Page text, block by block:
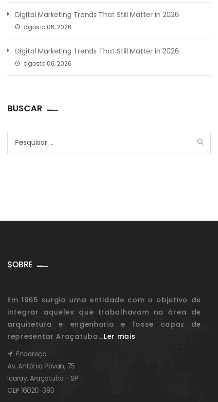
Digital Marketing Trends That Still Matter in 2026
agosto 06, 2026
Digital Marketing Trends That Still Matter in 2026
agosto 06, 2026
BUSCAR
SOBRE
Em 1965 surgia uma entidade com o objetivo de
integrar aqueles que trabalhavam na área de
arquitetura e engenharia e fosse capaz de
representar Araçatuba...Ler mais
Endereço
Av. Antônio Pavan, 75
Icaray, Araçatuba - SP
CEP 16020-390